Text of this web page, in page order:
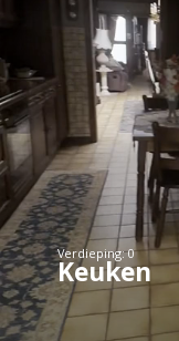
Verdieping: 0
Keuken